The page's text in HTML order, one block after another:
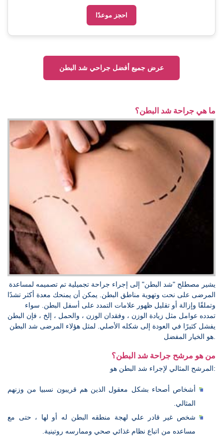
احجز موعدًا
عرض جميع أفضل جراحي شد البطن
ما هي جراحة شد البطن؟
يشير مصطلح "شد البطن" إلى إجراء جراحة تجميلية تم تصميمه لمساعدة
المرضى على نحت وتهوية مناطق البطن. يمكن أن يمنحك معدة أكثر تشدًا
وتملقًا وإزالة أو تقليل ظهور علامات التمدد على أسفل البطن. سواء
تمدده عوامل مثل زيادة الوزن ، وفقدان الوزن ، والحمل ، إلخ ، فإن البطن
يفشل كثيرًا في العودة إلى شكله الأصلي. لمثل هؤلاء المرضى شد البطن
من هو مرشح جراحة شد البطن؟
المرشح المثالي لإجراء شد البطن هو:
أشخاص أصحاء بشكل معقول الذين هم قريبون نسبيا من وزنهم
المثالي.
شخص غير قادر علي لهجة منطقه البطن له أو لها ، حتى مع
مساعده من اتباع نظام غذائي صحي وممارسه روتينية.